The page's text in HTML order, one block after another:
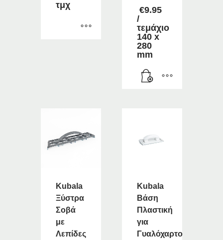
τμχ
να
προϊόντος
€9.95
/
τεμάχιο
140 x
280
mm
Kubala
Ξύστρα
Σοβά
με
Λεπίδες
Kubala
Βάση
Πλαστική
για
Γυαλόχαρτο